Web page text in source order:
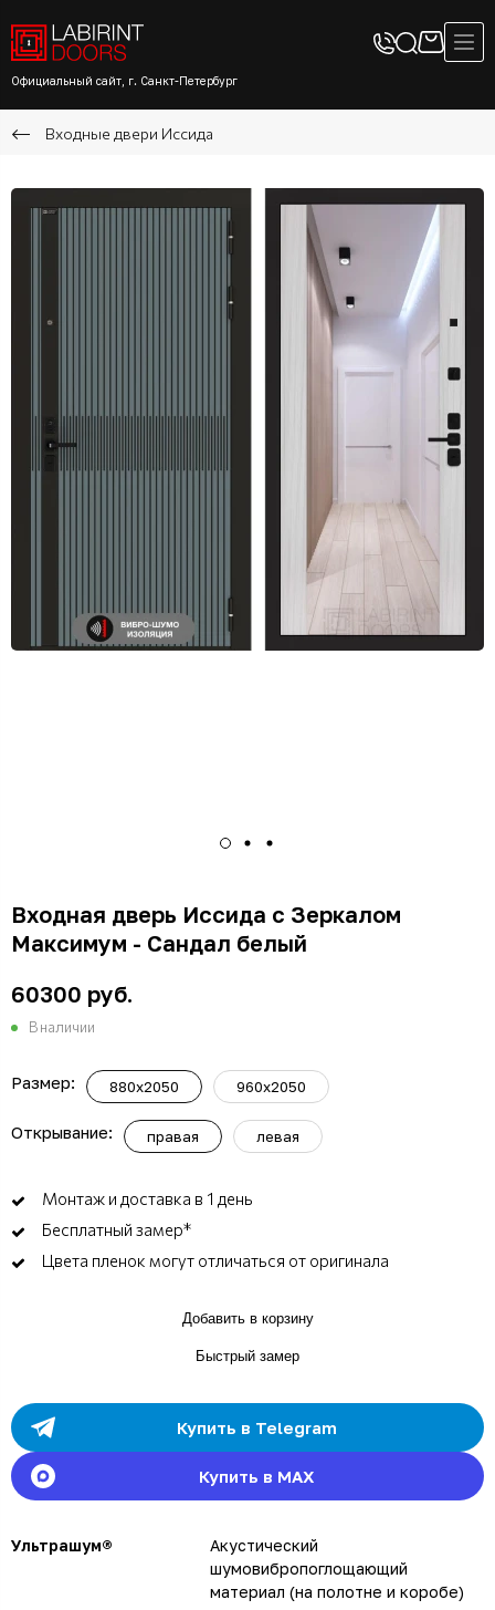
Официальный сайт, г. Санкт-Петербург
Входные двери Иссида
Входная дверь Иссида с Зеркалом
Максимум - Сандал белый
60300 руб.
В наличии
Размер: 880x2050 960x2050
Открывание: правая левая
Монтаж и доставка в 1 день
Бесплатный замер*
Цвета пленок могут отличаться от оригинала
Добавить в корзину
Быстрый замер
Купить в Telegram
Купить в MAX
Ультрашум®
Акустический
шумовибропоглощающий
материал (на полотне и коробе)